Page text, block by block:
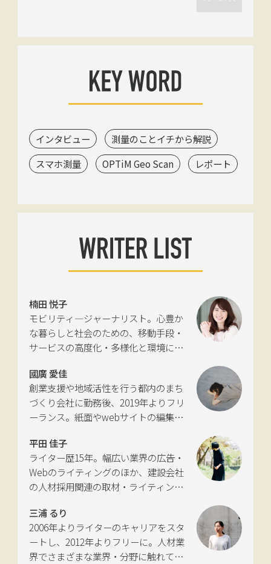
インタビュー
測量のことイチから解説
スマホ測量
OPTiM Geo Scan レポート
楠田 悦子
モビリティ―ジャーナリスト。心豊か
な暮らしと社会のための、移動手段・
サービスの高度化・多様化と環境につ
新聞社モビリティビジネス専門誌
『LIGARE』初代編集長を経て、2013年
に独立。国土交通省の「自転車の活用
推進に向けた有識者会議」、「交通政
共交通部会」、「MaaS関連データ検
討会」、SIP第2期自動運転（システム
とサービスの拡張）ピアレビュー委員
会などの委員を歴任。
國廣 愛佳
創業支援や地域活性を行う都内のまち
づくり会社に勤務後、2019年よりフリ
ーランス。紙面やwebサイトの編集、
どの執筆を中心に、ジャンルを問わず
活動。四国にある築100年の実家をど
う生かすかが長年の悩み。
平田 佳子
ライター歴15年。幅広い業界の広告・
Webのライティングのほか、建設会社
の人材採用関連の取材・ライティング
仕事をしていたため、小さな頃から憧
れあり。
三浦 るり
2006年よりライターのキャリアをスタ
ートし、2012年よりフリーに。人材業
界でさまざまな業界・分野に触れてき